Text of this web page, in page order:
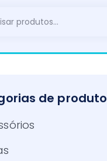
de produto